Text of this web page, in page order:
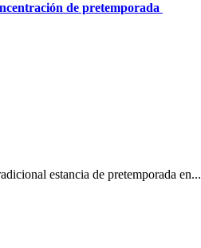
de pretemporada
estancia de pretemporada en...